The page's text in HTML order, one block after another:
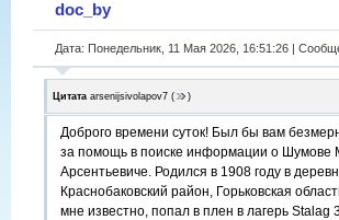
doc_by
Дата: Понедельник, 11 Мая 2026, 16:51:26 |
Цитата arsenijsivolapov7 ( )
Доброго времени суток! Был бы вам
за помощь в поиске информации о Шумове
Арсентьевиче. Родился в 1908 году в
Краснобаковский район, Горьковская
мне известно, попал в плен в лагерь Stalag